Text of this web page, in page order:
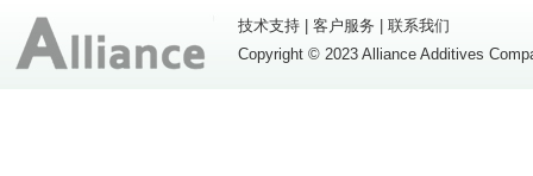
技术支持 客户服务
联系我们
Copyright © 2023 Alliance Additives